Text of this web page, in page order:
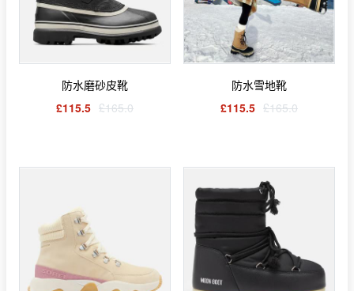
防水磨砂皮靴
£115.5 £165.0
防水雪地靴
£115.5 £165.0